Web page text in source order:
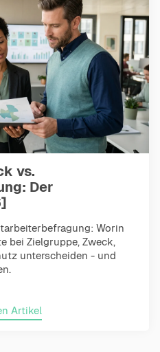
vs.
Der
Worin
bei Zielgruppe, Zweck,
unterscheiden - und
Artikel